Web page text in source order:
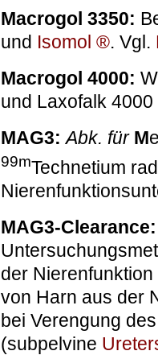
Macrogol 3350:
und Isomol ®. Vgl.
Macrogol 4000:
und Laxofalk
MAG3:Abk. für M
99mTechnetium
MAG3-
der Nierenfunktion
von Harn aus der
bei Verengung
(subpelvine